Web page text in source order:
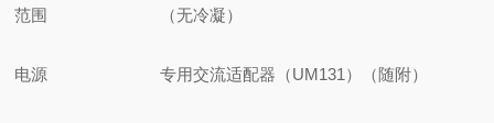
范围
（无冷凝）
电源 专用交流适配器（UM131）（随附）